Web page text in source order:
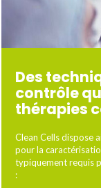
Des
contrôle
thérapies
Clean Cells dispose
pour la
typiquement requis
: